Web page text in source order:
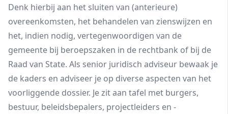
Denk hierbij aan het sluiten van (anterieure)
overeenkomsten, het behandelen van zienswijzen en
het, indien nodig, vertegenwoordigen van de
gemeente bij beroepszaken in de rechtbank of bij de
Raad van State. Als senior juridisch adviseur bewaak je
de kaders en adviseer je op diverse aspecten van het
voorliggende dossier. Je zit aan tafel met burgers,
bestuur, beleidsbepalers, projectleiders en -